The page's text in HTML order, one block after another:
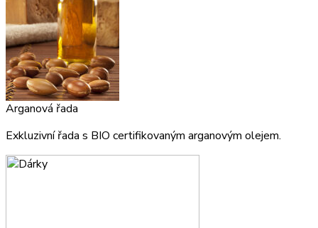
Arganová řada
Exkluzivní řada s BIO certifikovaným arganovým olejem.